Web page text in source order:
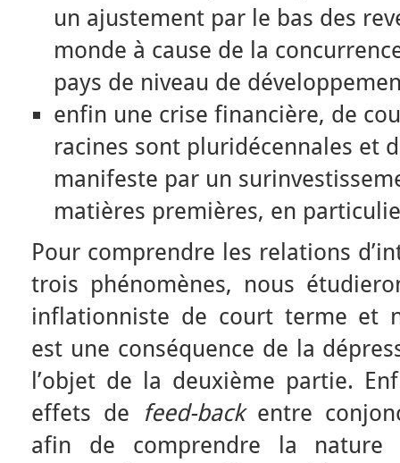
un ajustement par le bas des
monde à cause de la
pays de niveau de
enfin une crise financière, de
racines sont pluridécennales et
manifeste par un
matières premières, en
Pour comprendre les relations
trois phénomènes, nous
inflationniste de court terme et
est une conséquence de la
l’objet de la deuxième partie.
effets de
feed-backentre
afin de comprendre la nature